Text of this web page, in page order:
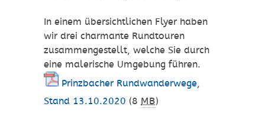
In einem übersichtlichen Flyer haben
wir drei charmante Rundtouren
zusammengestellt, welche Sie durch
eine malerische Umgebung führen.
Prinzbacher Rundwanderwege,
Stand 13.10.2020 (8 MB)